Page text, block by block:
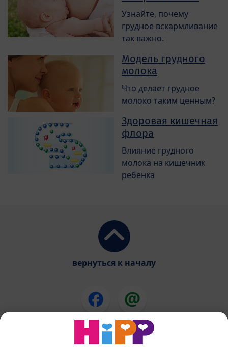
Узнайте, почему
грудное вскармливание
так важно.
Модель грудного
молока
Что делает грудное
молоко таким ценным?
Здоровая кишечная
флора
Влияние грудного
молока на кишечник
ребенка
вернуться к началу